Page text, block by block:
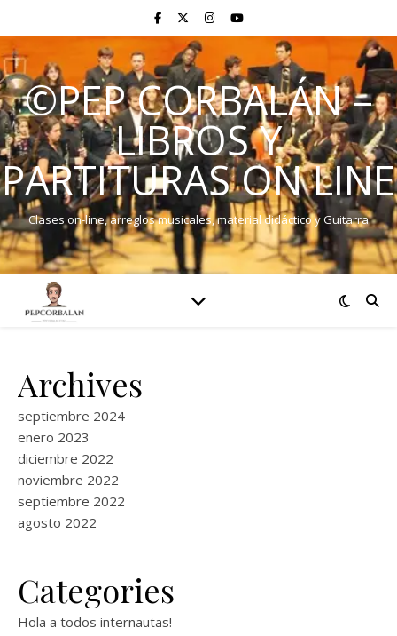
©PEP CORBALÁN –
LIBROS Y
PARTITURAS ON LINE
Clases on-line, arreglos musicales, material didáctico y Guitarra
Archives
septiembre 2024
enero 2023
diciembre 2022
noviembre 2022
septiembre 2022
agosto 2022
Categories
Hola a todos internautas!